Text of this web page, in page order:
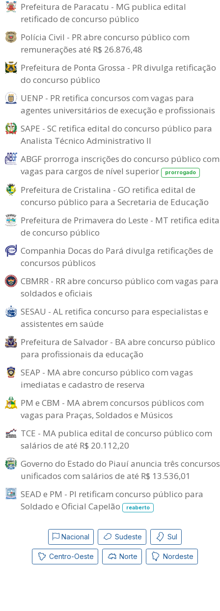
Prefeitura de Paracatu - MG publica edital
retificado de concurso público
Polícia Civil - PR abre concurso público com
remunerações até R$ 26.876,48
Prefeitura de Ponta Grossa - PR divulga retificação
do concurso público
UENP - PR retifica concursos com vagas para
agentes universitários de execução e profissionais
SAPE - SC retifica edital do concurso público para
Analista Técnico Administrativo II
ABGF prorroga inscrições do concurso público com
vagas para cargos de nível superior
prorrogado
Prefeitura de Cristalina - GO retifica edital de
concurso público para a Secretaria de Educação
Prefeitura de Primavera do Leste - MT retifica
de concurso público
Companhia Docas do Pará divulga retificações de
concursos públicos
CBMRR - RR abre concurso público com vagas para
soldados e oficiais
SESAU - AL retifica concurso para especialistas e
assistentes em saúde
Prefeitura de Salvador - BA abre concurso público
para profissionais da educação
SEAP - MA abre concurso público com vagas
imediatas e cadastro de reserva
PM e CBM - MA abrem concursos públicos com
vagas para Praças, Soldados e Músicos
TCE - MA publica edital de concurso público com
salários de até R$ 20.112,20
Governo do Estado do Piauí anuncia três concursos
unificados com salários de até R$ 13.536,01
SEAD e PM - PI retificam concurso público para
Soldado e Oficial Capelão
reaberto
Nacional Sudeste Sul
Centro-Oeste Norte Nordeste